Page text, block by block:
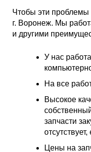
Чтобы эти проблемы
г. Воронеж. Мы
и другими
У нас
На все
Высокое
запчасти
Цены на